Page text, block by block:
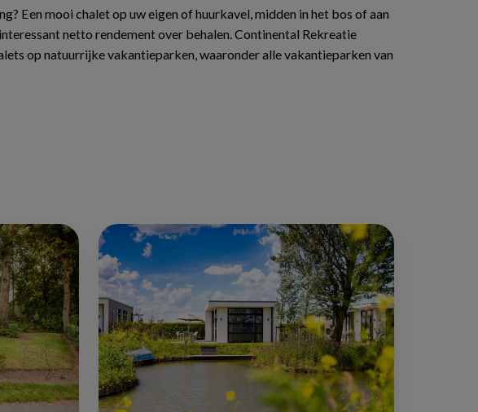
Een mooi chalet op uw eigen of huurkavel, midden in het bos of aan
netto rendement over behalen. Continental Rekreatie
op natuurrijke vakantieparken, waaronder alle vakantieparken van
Tweedehands
chalet
kopen